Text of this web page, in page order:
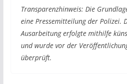
Transparenzhinweis: Die
eine Pressemitteilung der Polizei.
Ausarbeitung erfolgte mithilfe
und wurde vor der
überprüft.